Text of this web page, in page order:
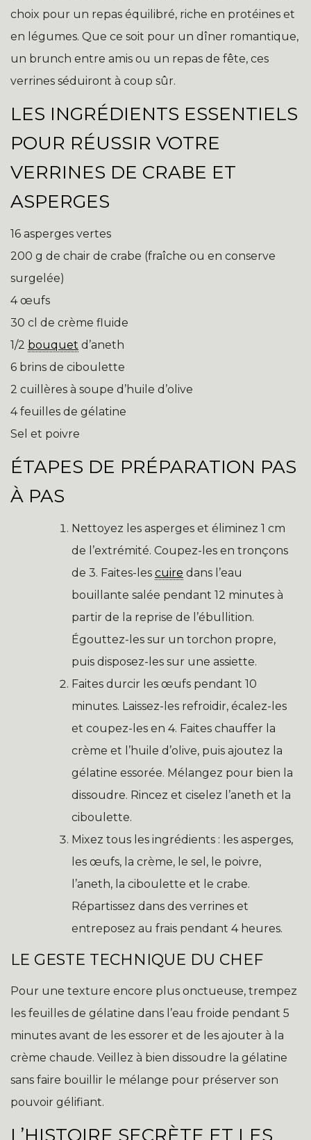
choix pour un repas équilibré, riche en protéines et
en légumes. Que ce soit pour un dîner romantique,
un brunch entre amis ou un repas de fête, ces
verrines séduiront à coup sûr.
LES INGRÉDIENTS ESSENTIELS
POUR RÉUSSIR VOTRE
VERRINES DE CRABE ET
ASPERGES
16 asperges vertes
200 g de chair de crabe (fraîche ou en conserve
surgelée)
4 œufs
30 cl de crème fluide
1/2 bouquet d’aneth
6 brins de ciboulette
2 cuillères à soupe d’huile d’olive
4 feuilles de gélatine
Sel et poivre
ÉTAPES DE PRÉPARATION PAS
À PAS
Nettoyez les asperges et éliminez 1 cm
de l’extrémité. Coupez-les en tronçons
de 3. Faites-les cuire dans l’eau
bouillante salée pendant 12 minutes à
partir de la reprise de l’ébullition.
Égouttez-les sur un torchon propre,
puis disposez-les sur une assiette.
Faites durcir les œufs pendant 10
minutes. Laissez-les refroidir, écalez-les
et coupez-les en 4. Faites chauffer la
crème et l’huile d’olive, puis ajoutez la
gélatine essorée. Mélangez pour bien la
dissoudre. Rincez et ciselez l’aneth et la
ciboulette.
Mixez tous les ingrédients : les asperges,
les œufs, la crème, le sel, le poivre,
l’aneth, la ciboulette et le crabe.
Répartissez dans des verrines et
entreposez au frais pendant 4 heures.
LE GESTE TECHNIQUE DU CHEF
Pour une texture encore plus onctueuse, trempez
les feuilles de gélatine dans l’eau froide pendant 5
minutes avant de les essorer et de les ajouter à la
crème chaude. Veillez à bien dissoudre la gélatine
sans faire bouillir le mélange pour préserver son
pouvoir gélifiant.
L’HISTOIRE SECRÈTE ET LES